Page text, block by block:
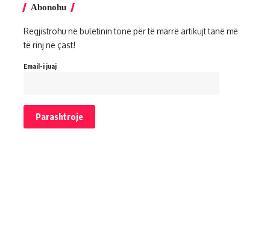
Abonohu
Regjistrohu në buletinin tonë për të marrë artikujt tanë më
të rinj në çast!
Email-i juaj